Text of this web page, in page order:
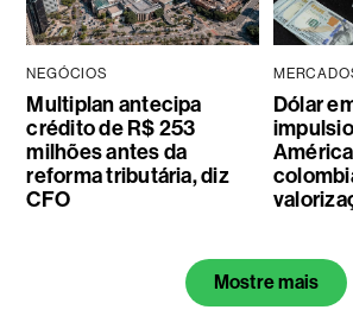
NEGÓCIOS
Multiplan antecipa
crédito de R$ 253
milhões antes da
reforma tributária, diz
CFO
Dólar
Mostre mais